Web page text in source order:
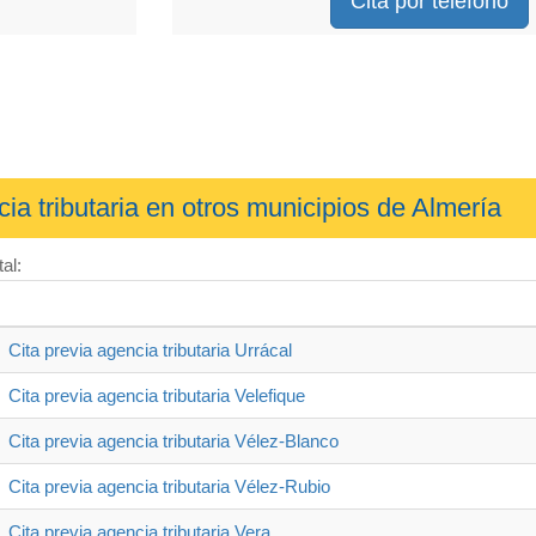
tributaria en otros municipios de Almería
Cita previa agencia tributaria Urrácal
Cita previa agencia tributaria Velefique
Cita previa agencia tributaria Vélez-Blanco
Cita previa agencia tributaria Vélez-Rubio
Cita previa agencia tributaria Vera